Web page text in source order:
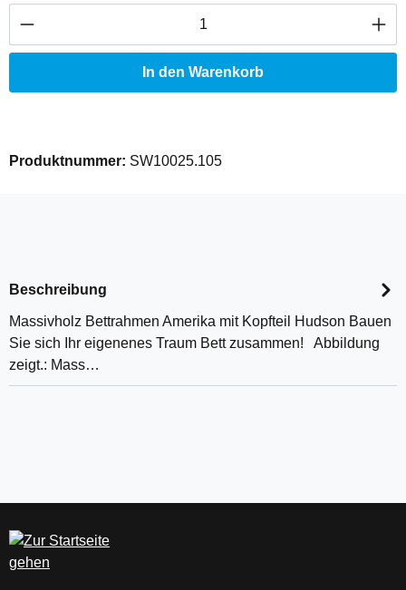
Produkt Anzahl: Gib den gewünschten
In den Warenkorb
Produktnummer: SW10025.105
Beschreibung
Massivholz Bettrahmen Amerika mit Kopfteil Hudson Bauen
Sie sich Ihr eigenenes Traum Bett zusammen! Abbildung
zeigt.: Mass…